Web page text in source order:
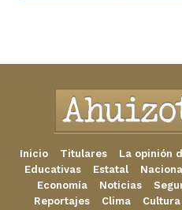
Inicio Titulares La opinión
Educativas
Estatal
Economía
Noticias
Reportajes
Clima Cultura